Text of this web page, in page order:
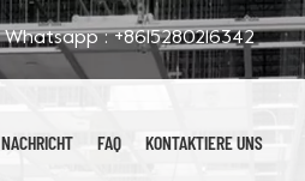
Whatsapp :+8615280216342
NACHRICHT FAQ KONTAKTIERE UNS